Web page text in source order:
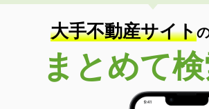
大手不動産サイト
まとめて検